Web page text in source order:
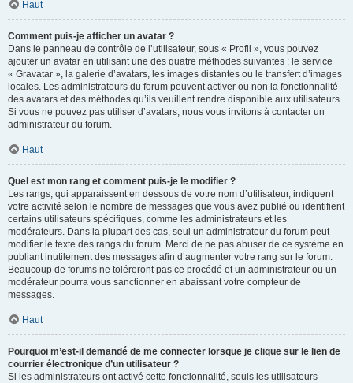
Haut
Comment puis-je afficher un avatar ?
Dans le panneau de contrôle de l’utilisateur, sous « Profil », vous pouvez
ajouter un avatar en utilisant une des quatre méthodes suivantes : le service
« Gravatar », la galerie d’avatars, les images distantes ou le transfert d’images
locales. Les administrateurs du forum peuvent activer ou non la fonctionnalité
des avatars et des méthodes qu’ils veuillent rendre disponible aux utilisateurs.
Si vous ne pouvez pas utiliser d’avatars, nous vous invitons à contacter un
administrateur du forum.
Haut
Quel est mon rang et comment puis-je le modifier ?
Les rangs, qui apparaissent en dessous de votre nom d’utilisateur, indiquent
votre activité selon le nombre de messages que vous avez publié ou identifient
certains utilisateurs spécifiques, comme les administrateurs et les
modérateurs. Dans la plupart des cas, seul un administrateur du forum peut
modifier le texte des rangs du forum. Merci de ne pas abuser de ce système en
publiant inutilement des messages afin d’augmenter votre rang sur le forum.
Beaucoup de forums ne toléreront pas ce procédé et un administrateur ou un
modérateur pourra vous sanctionner en abaissant votre compteur de
messages.
Haut
Pourquoi m’est-il demandé de me connecter lorsque je clique sur le lien de
courrier électronique d’un utilisateur ?
Si les administrateurs ont activé cette fonctionnalité, seuls les utilisateurs